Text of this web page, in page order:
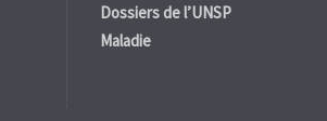
Dossiers de l’UNSP
Maladie